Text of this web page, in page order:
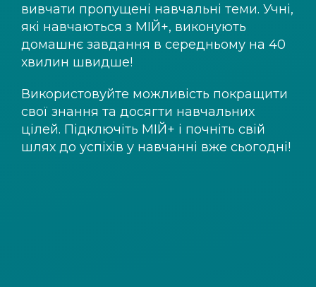
вивчати пропущені навчальні теми. Учні,
які навчаються з МІЙ+, виконують
домашнє завдання в середньому на 40
хвилин швидше!
Використовуйте можливість покращити
свої знання та досягти навчальних
цілей. Підключіть МІЙ+ і почніть свій
шлях до успіхів у навчанні вже сьогодні!